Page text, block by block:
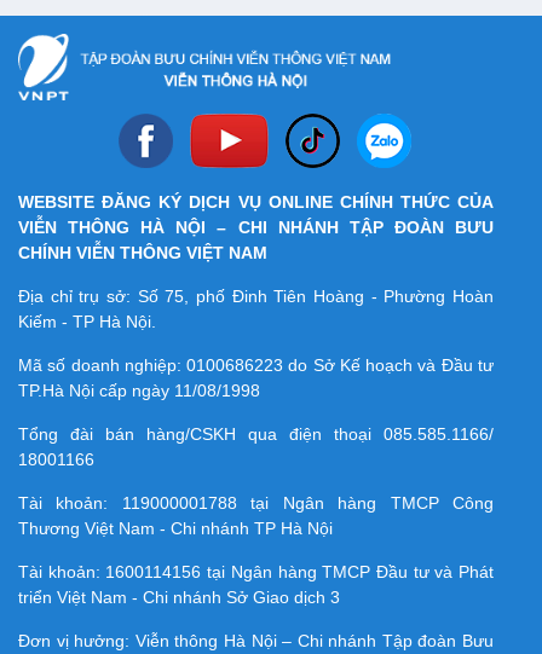
WEBSITE ĐĂNG KÝ DỊCH VỤ ONLINE CHÍNH THỨC CỦA
VIỄN THÔNG HÀ NỘI – CHI NHÁNH TẬP ĐOÀN BƯU
CHÍNH VIỄN THÔNG VIỆT NAM
Địa chỉ trụ sở: Số 75, phố Đinh Tiên Hoàng - Phường Hoàn
Kiếm - TP Hà Nội.
Mã số doanh nghiệp:0100686223 do Sở Kế hoạch và Đầu tư
TP.Hà Nội cấp ngày 11/08/1998
Tổng đài bán hàng/CSKH qua điện thoại 085.585.1166/
18001166
Tài khoản: 119000001788 tại Ngân hàng TMCP Công
Thương Việt Nam - Chi nhánh TP Hà Nội
Tài khoản: 1600114156 tại Ngân hàng TMCP Ðầu tư và Phát
triển Việt Nam - Chi nhánh Sở Giao dịch 3
Đơn vị hưởng: Viễn thông Hà Nội – Chi nhánh Tập đoàn Bưu